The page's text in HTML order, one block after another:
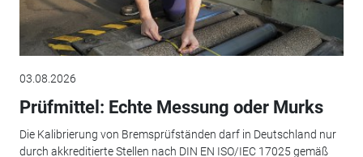
03.08.2026
Prüfmittel: Echte Messung oder Murks
Die Kalibrierung von Bremsprüfständen darf in Deutschland nur
durch akkreditierte Stellen nach DIN EN ISO/IEC 17025 gemäß